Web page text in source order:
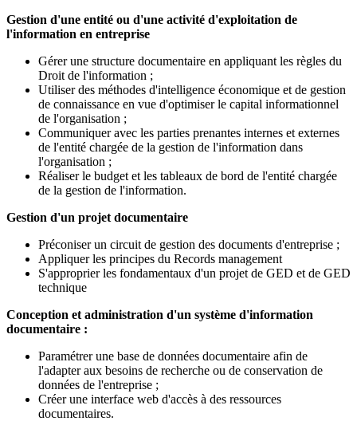
Gestion d'une entité ou d'une activité d'exploitation de
l'information en entreprise
Gérer une structure documentaire en appliquant les règles du
Droit de l'information ;
Utiliser des méthodes d'intelligence économique et de gestion
de connaissance en vue d'optimiser le capital informationnel
de l'organisation ;
Communiquer avec les parties prenantes internes et externes
de l'entité chargée de la gestion de l'information dans
l'organisation ;
Réaliser le budget et les tableaux de bord de l'entité chargée
de la gestion de l'information.
Gestion d'un projet documentaire
Préconiser un circuit de gestion des documents d'entreprise ;
Appliquer les principes du Records management
S'approprier les fondamentaux d'un projet de GED et de GED
technique
Conception et administration d'un système d'information
documentaire :
Paramétrer une base de données documentaire afin de
l'adapter aux besoins de recherche ou de conservation de
données de l'entreprise ;
Créer une interface web d'accès à des ressources
documentaires.